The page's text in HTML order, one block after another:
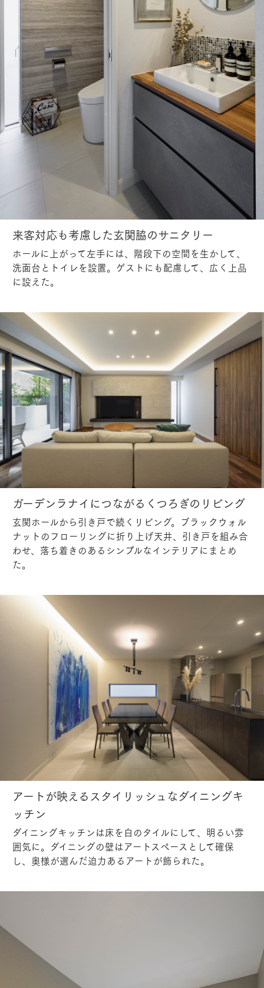
来客対応も考慮した玄関脇のサニタリー
ホールに上がって左手には、階段下の空間を生かして、
洗面台とトイレを設置。ゲストにも配慮して、広く上品
に設えた。
ガーデンラナイにつながるくつろぎのリビング
玄関ホールから引き戸で続くリビング。ブラックウォル
ナットのフローリングに折り上げ天井、引き戸を組み合
わせ、落ち着きのあるシンプルなインテリアにまとめ
た。
アートが映えるスタイリッシュなダイニングキ
ッチン
ダイニングキッチンは床を白のタイルにして、明るい雰
囲気に。ダイニングの壁はアートスペースとして確保
し、奥様が選んだ迫力あるアートが飾られた。